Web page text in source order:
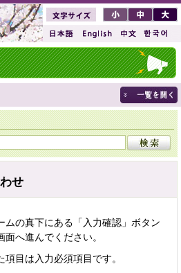
せ
ムの真下にある「入力確認」ボタン
へ進んでください。
項目は入力必須項目です。